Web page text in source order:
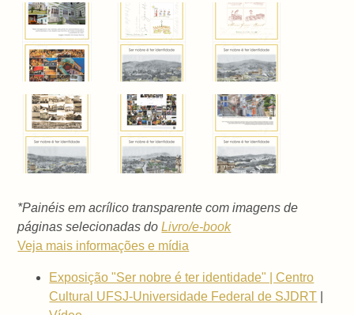
*Painéis em acrílico transparente com imagens de
páginas selecionadas doLivro/e-book
Veja mais informações e mídia
Exposição "Ser nobre é ter identidade" | Centro
Cultural UFSJ-Universidade Federal de SJDRT